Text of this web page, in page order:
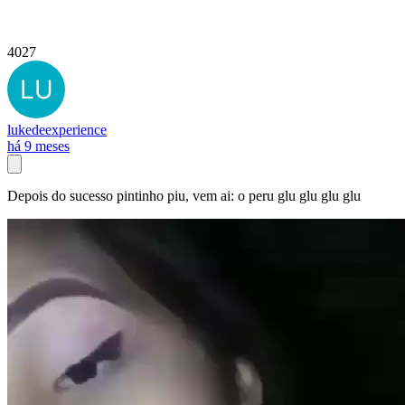
4027
lukedeexperience
há 9 meses
Depois do sucesso pintinho piu, vem ai: o peru glu glu glu glu